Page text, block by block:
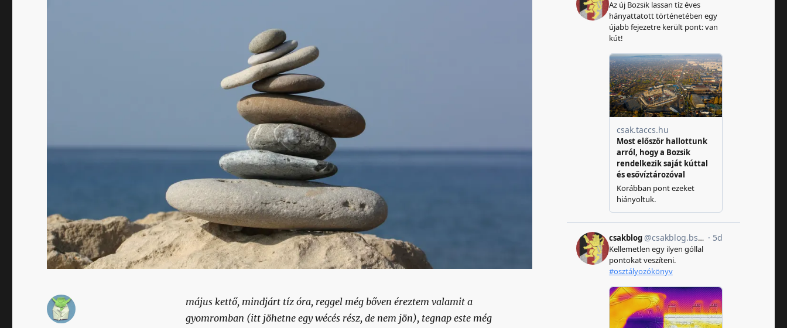
május kettő, mindjárt tíz óra, reggel még bőven éreztem valamit a
gyomromban (itt jöhetne egy wécés rész, de nem jön), tegnap este még